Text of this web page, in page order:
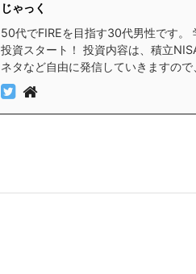
じゃっく
50代でFIREを目指す30代男性です
投資スタート！ 投資内容は、積立
ネタなど自由に発信していきますので